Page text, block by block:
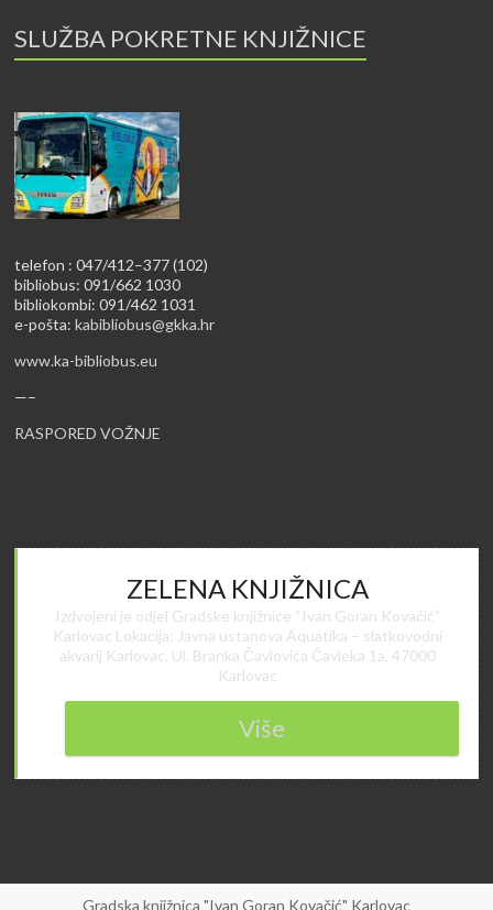
SLUŽBA POKRETNE KNJIŽNICE
telefon : 047/412–377 (102)
bibliobus: 091/662 1030
bibliokombi: 091/462 1031
e-pošta:kabibliobus@gkka.hr
www.ka-bibliobus.eu
—–
RASPORED VOŽNJE
ZELENA KNJIŽNICA
Izdvojeni je odjel Gradske knjižnice “Ivan Goran Kovačić”
Karlovac Lokacija: Javna ustanova Aquatika – slatkovodni
akvarij Karlovac, Ul. Branka Čavlovića Čavleka 1a, 47000
Karlovac
Više
Gradska knjižnica "Ivan Goran Kovačić" Karlovac